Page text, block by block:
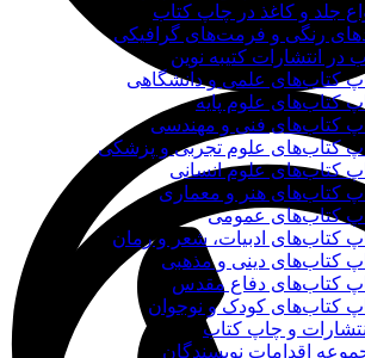
جلد و کاغذ در چاپ کتاب
رنگی و فرمت‌های گرافیکی
در انتشارات کتیبه نوین
کتاب‌های علمی و دانشگاهی
کتاب‌های علوم پایه
کتاب‌های فنی و مهندسی
کتاب‌های علوم تجربی و پزشکی
کتاب‌های علوم انسانی
کتاب‌های هنر و معماری
کتاب‌های عمومی
کتاب‌های ادبیات، شعر و رمان
کتاب‌های دینی و مذهبی
کتاب‌های دفاع مقدس
کتاب‌های کودک و نوجوان
و چاپ کتاب
اقدامات نویسندگان